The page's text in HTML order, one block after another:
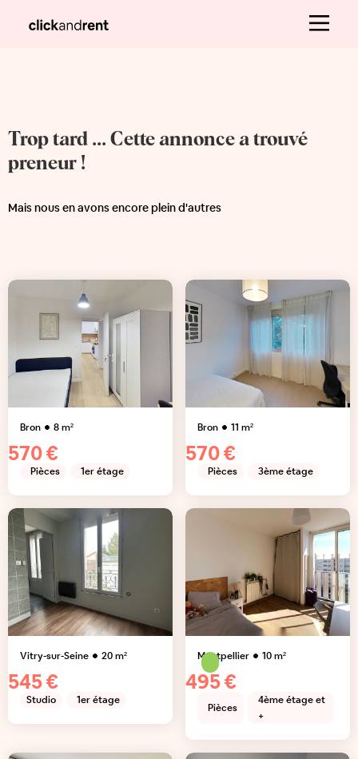
Trop tard ... Cette annonce a trouvé
preneur !
Mais nous en avons encore plein d'autres
Bron 8m²
570 €
Pièces 1er étage
Bron 11 m²
570 €
Pièces 3ème étage
Vitry-sur-Seine 20m²
545 €
Studio 1er étage
Montpellier 10m²
495 €
Pièces
4ème étage et
+